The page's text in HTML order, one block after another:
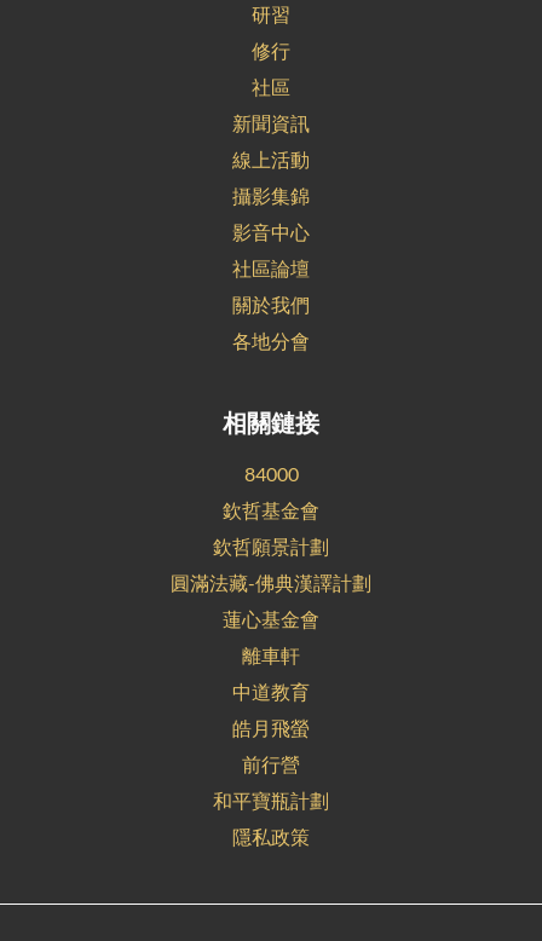
研習
修行
社區
新聞資訊
線上活動
攝影集錦
影音中心
社區論壇
關於我們
各地分會
相關鏈接
84000
欽哲基金會
欽哲願景計劃
圓滿法藏-佛典漢譯計劃
蓮心基金會
離車軒
中道教育
皓月飛螢
前行營
和平寶瓶計劃
隱私政策